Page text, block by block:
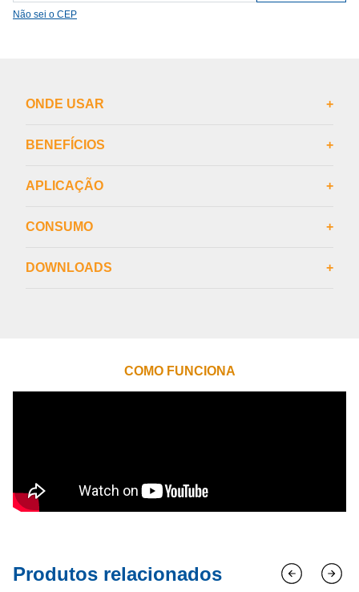
Não sei o CEP
ONDE USAR +
BENEFÍCIOS +
APLICAÇÃO +
CONSUMO +
DOWNLOADS +
COMO FUNCIONA
Produtos relacionados